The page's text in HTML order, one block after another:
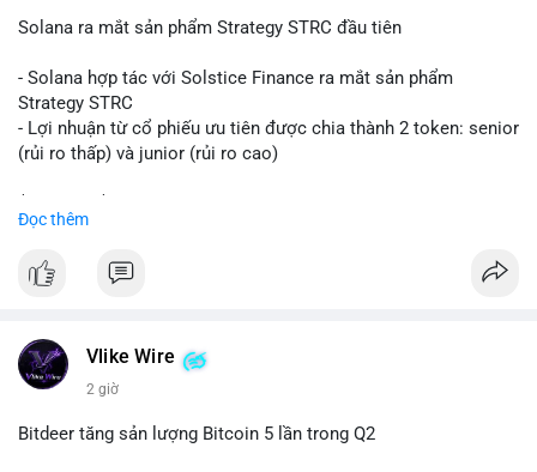
📰 Nguồn: CoinDesk
Solana ra mắt sản phẩm Strategy STRC đầu tiên
- Solana hợp tác với Solstice Finance ra mắt sản phẩm
Strategy STRC
- Lợi nhuận từ cổ phiếu ưu tiên được chia thành 2 token: senior
(rủi ro thấp) và junior (rủi ro cao)
Đọc thêm
Vlike Wire
2 giờ
Bitdeer tăng sản lượng Bitcoin 5 lần trong Q2